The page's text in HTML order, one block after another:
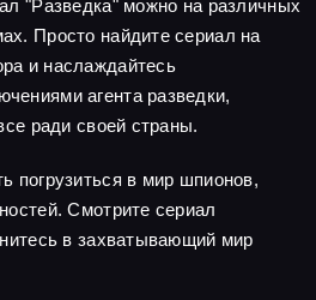
"Разведка" можно на различных
Просто найдите сериал на
и наслаждайтесь
агента разведки,
ради своей страны.
погрузиться в мир шпионов,
Смотрите сериал
в захватывающий мир